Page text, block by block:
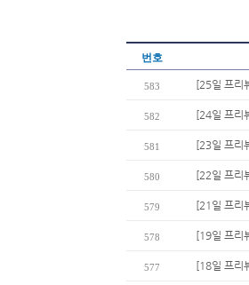
번호
583 [25일 프리
582 [24일 프리
581 [23일 프리
580 [22일 프리
579 [21일 프리
578 [19일 프리
577 [18일 프리